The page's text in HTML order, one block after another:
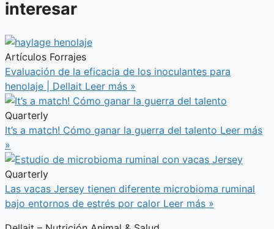
interesar
Artículos Forrajes
Evaluación de la eficacia de los inoculantes para
henolaje | Dellait Leer más »
Quarterly
It’s a match! Cómo ganar la guerra del talento Leer más
»
Quarterly
Las vacas Jersey tienen diferente microbioma ruminal
bajo entornos de estrés por calor Leer más »